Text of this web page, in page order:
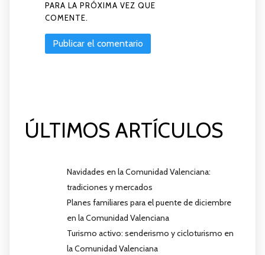
PARA LA PRÓXIMA VEZ QUE
COMENTE.
ÚLTIMOS ARTÍCULOS
Navidades en la Comunidad Valenciana:
tradiciones y mercados
Planes familiares para el puente de diciembre
en la Comunidad Valenciana
Turismo activo: senderismo y cicloturismo en
la Comunidad Valenciana